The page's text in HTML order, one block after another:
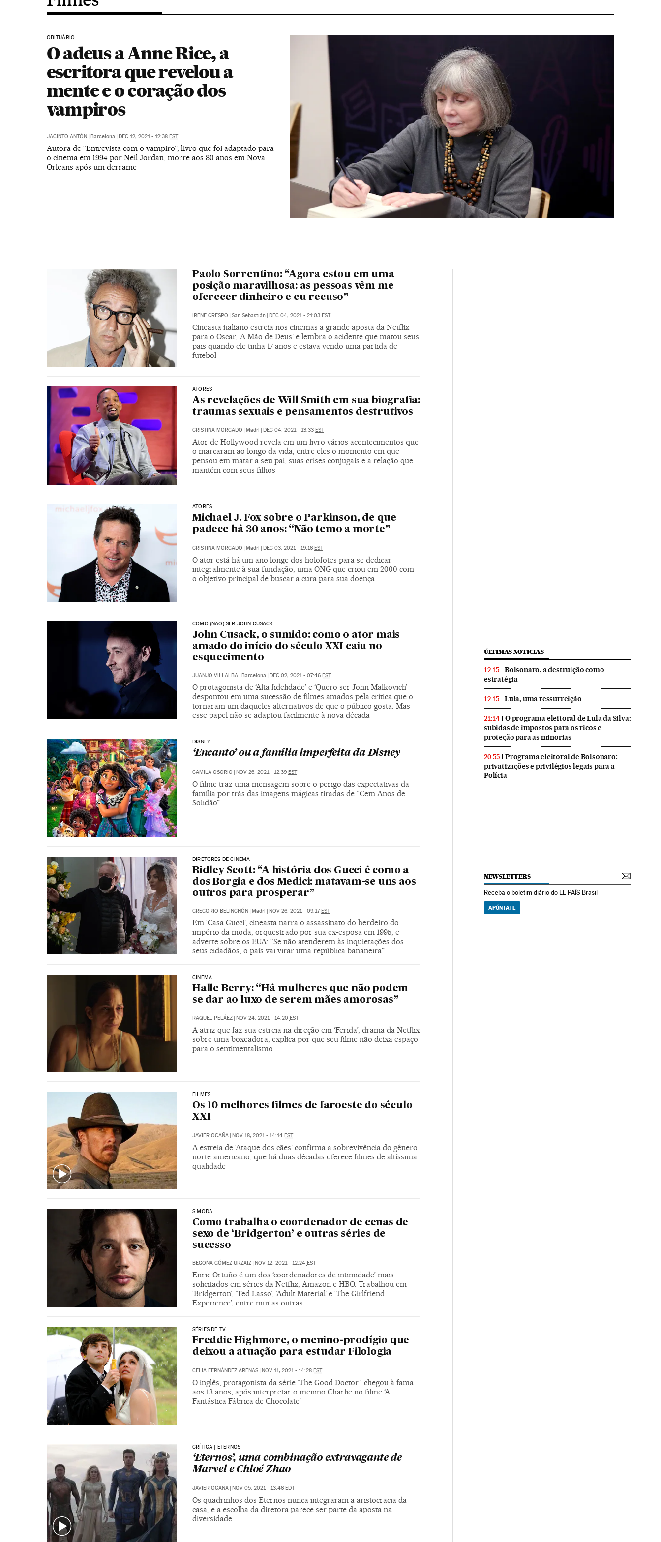
OBITUÁRIO
O adeus a Anne Rice, a
escritora que revelou a
mente e o coração dos
vampiros
JACINTO ANTÓN | Barcelona | DEC 12, 2021 - 12:38 EST
Autora de “Entrevista com o vampiro”, livro que foi adaptado para
o cinema em 1994 por Neil Jordan, morre aos 80 anos em Nova
Orleans após um derrame
Paolo Sorrentino: “Agora estou em uma
posição maravilhosa: as pessoas vêm me
oferecer dinheiro e eu recuso”
IRENE CRESPO | San Sebastián | DEC 04, 2021 - 21:03 EST
Cineasta italiano estreia nos cinemas a grande aposta da Netflix
para o Oscar, ‘A Mão de Deus’ e lembra o acidente que matou seus
pais quando ele tinha 17 anos e estava vendo uma partida de
futebol
ATORES
As revelações de Will Smith em sua biografia:
traumas sexuais e pensamentos destrutivos
CRISTINA MORGADO Madri DEC 04, 2021 - 13:33 EST
Ator de Hollywood revela em um livro vários acontecimentos que
o marcaram ao longo da vida, entre eles o momento em que
pensou em matar a seu pai, suas crises conjugais e a relação que
mantém com seus filhos
ATORES
Michael J. Fox sobre o Parkinson, de que
padece há 30 anos: “Não temo a morte”
CRISTINA MORGADO | Madri | DEC 03, 2021 - 19:16 EST
O ator está há um ano longe dos holofotes para se dedicar
integralmente à sua fundação, uma ONG que criou em 2000 com
o objetivo principal de buscar a cura para sua doença
COMO (NÃO) SER JOHN CUSACK
John Cusack, o sumido: como o ator mais
amado do início do século XXI caiu no
esquecimento
JUANJO VILLALBA Barcelona DEC 02, 2021 - 07:46 EST
O protagonista de ‘Alta fidelidade’ e ‘Quero ser John Malkovich’
despontou em uma sucessão de filmes amados pela crítica que o
tornaram um daqueles alternativos de que o público gosta. Mas
esse papel não se adaptou facilmente à nova década
DISNEY
‘Encanto’ ou a família imperfeita da Disney
CAMILA OSORIO NOV 26, 2021 - 12:39 EST
O filme traz uma mensagem sobre o perigo das expectativas da
família por trás das imagens mágicas tiradas de “Cem Anos de
Solidão”
DIRETORES DE CINEMA
Ridley Scott: “A história dos Gucci é como a
dos Borgia e dos Medici: matavam-se uns aos
outros para prosperar”
GREGORIO BELINCHÓN | Madri | NOV 26, 2021 - 09:17EST
Em ‘Casa Gucci’, cineasta narra o assassinato do herdeiro do
império da moda, orquestrado por sua ex-esposa em 1995, e
adverte sobre os EUA: “Se não atenderem às inquietações dos
seus cidadãos, o país vai virar uma república bananeira”
CINEMA
Halle Berry: “Há mulheres que não podem
se dar ao luxo de serem mães amorosas”
RAQUEL PELÁEZ NOV 24, 2021 - 14:20 EST
A atriz que faz sua estreia na direção em ‘Ferida’, drama da Netflix
sobre uma boxeadora, explica por que seu filme não deixa espaço
para o sentimentalismo
FILMES
Os 10 melhores filmes de faroeste do século
XXI
JAVIER OCAÑA | NOV 18, 2021 - 14:14 EST
A estreia de ‘Ataque dos cães’ confirma a sobrevivência do gênero
norte-americano, que há duas décadas oferece filmes de altíssima
qualidade
S MODA
Como trabalha o coordenador de cenas de
sexo de ‘Bridgerton’ e outras séries de
sucesso
BEGOÑA GÓMEZ URZAIZ NOV 12, 2021 - 12:24 EST
Enric Ortuño é um dos ‘coordenadores de intimidade’ mais
solicitados em séries da Netflix, Amazon e HBO. Trabalhou em
‘Bridgerton’, ‘Ted Lasso’, ‘Adult Material’ e ‘The Girlfriend
Experience’, entre muitas outras
SÉRIES DE TV
Freddie Highmore, o menino-prodígio que
deixou a atuação para estudar Filologia
CELIA FERNÁNDEZ ARENAS NOV 11, 2021 - 14:28 EST
O inglês, protagonista da série ‘The Good Doctor’, chegou à fama
aos 13 anos, após interpretar o menino Charlie no filme ‘A
Fantástica Fábrica de Chocolate’
CRÍTICA | ETERNOS
‘Eternos’, uma combinação extravagante de
Marvel e Chloé Zhao
JAVIER OCAÑA | NOV 05, 2021 - 13:46 EDT
Os quadrinhos dos Eternos nunca integraram a aristocracia da
casa, e a escolha da diretora parece ser parte da aposta na
diversidade
ÚLTIMAS NOTICIAS
12:15
Bolsonaro, a destruição como
estratégia
12:15 Lula, uma ressurreição
21:14
O programa eleitoral de Lula da Silva:
subidas de impostos para os ricos e
proteção para as minorias
20:55
Programa eleitoral de Bolsonaro:
privatizações e privilégios legais para a
Polícia
NEWSLETTERS
Receba o boletim diário do EL PAÍS Brasil
APÚNTATE